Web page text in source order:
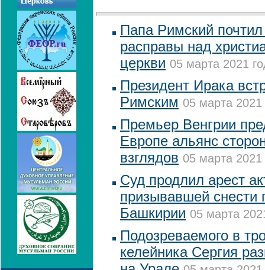
Папа Римский
расправы над
церкви 05 марта 2021
Президент Ирака
Римским 05 марта
Премьер Венгрии
Европе альянс
взглядов 05 марта
Суд продлил арест
призывавшей снести
Башкирии 05 марта
Подозреваемого в
келейника Сергия